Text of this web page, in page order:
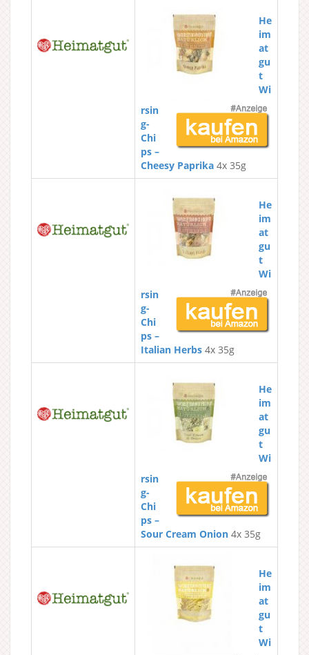
He
im
at
gu
t
Wi
rsin
g-
Chi
ps –
Cheesy Paprika 4x 35g
He
im
at
gu
t
Wi
rsin
g-
Chi
ps –
Italian Herbs 4x 35g
He
im
at
gu
t
Wi
rsin
g-
Chi
ps –
Sour Cream Onion 4x 35g
He
im
at
gu
t
Wi